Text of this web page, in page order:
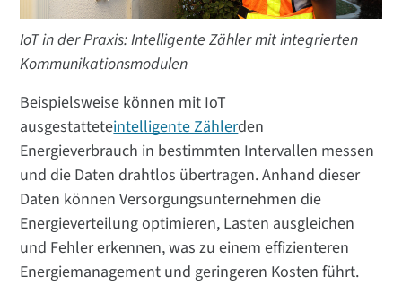
IoT in der Praxis: Intelligente Zähler mit integrierten
Kommunikationsmodulen
Beispielsweise können mit IoT
ausgestatteteintelligente Zählerden
Energieverbrauch in bestimmten Intervallen messen
und die Daten drahtlos übertragen. Anhand dieser
Daten können Versorgungsunternehmen die
Energieverteilung optimieren, Lasten ausgleichen
und Fehler erkennen, was zu einem effizienteren
Energiemanagement und geringeren Kosten führt.